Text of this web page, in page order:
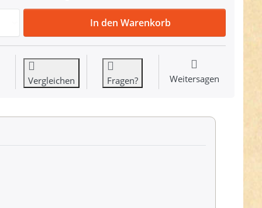
Bolzenkarabiner 51 x 9mm aus Messing - mit Rundwirbel
In den Warenkorb
Vergleichen Fragen? Weitersagen